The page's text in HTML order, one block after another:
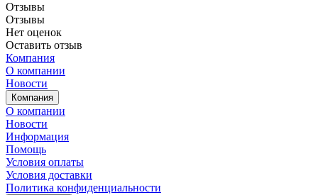
Отзывы
Отзывы
Нет оценок
Оставить отзыв
Компания
О компании
Новости
Компания
О компании
Новости
Информация
Помощь
Условия оплаты
Условия доставки
Политика конфиденциальности